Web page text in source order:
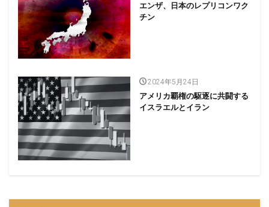
エンザ、日本のレプリコンワク
チン
2024年5月24日
アメリカ覇権の駆逐に共闘する
イスラエルとイラン